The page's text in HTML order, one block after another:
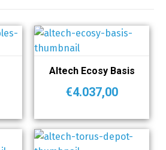
Altech Ecosy Basis
€4.037,00